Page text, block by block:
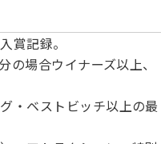
賞記録。
場合ウイナーズ以上、
・ベストビッチ以上の最